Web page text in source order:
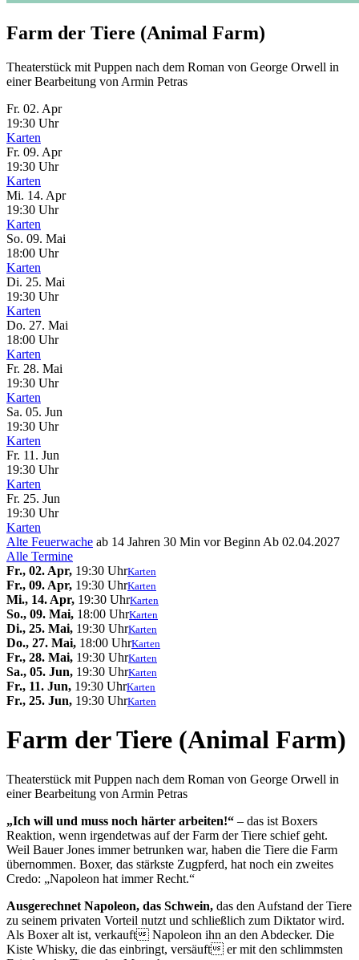
Farm der Tiere (Animal Farm)
Theaterstück mit Puppen nach dem Roman von George Orwell in
einer Bearbeitung von Armin Petras
Fr. 02. Apr
19:30 Uhr
Karten
Fr. 09. Apr
19:30 Uhr
Karten
Mi. 14. Apr
19:30 Uhr
Karten
So. 09. Mai
18:00 Uhr
Karten
Di. 25. Mai
19:30 Uhr
Karten
Do. 27. Mai
18:00 Uhr
Karten
Fr. 28. Mai
19:30 Uhr
Karten
Sa. 05. Jun
19:30 Uhr
Karten
Fr. 11. Jun
19:30 Uhr
Karten
Fr. 25. Jun
19:30 Uhr
Karten
Alte Feuerwache ab 14 Jahren 30 Min vor Beginn Ab 02.04.2027
Alle Termine
Fr., 02. Apr, 19:30 UhrKarten
Fr., 09. Apr, 19:30 UhrKarten
Mi., 14. Apr, 19:30 UhrKarten
So., 09. Mai, 18:00 UhrKarten
Di., 25. Mai, 19:30 UhrKarten
Do., 27. Mai, 18:00 UhrKarten
Fr., 28. Mai, 19:30 UhrKarten
Sa., 05. Jun, 19:30 UhrKarten
Fr., 11. Jun, 19:30 UhrKarten
Fr., 25. Jun, 19:30 UhrKarten
Farm der Tiere (Animal Farm)
Theaterstück mit Puppen nach dem Roman von George Orwell in
einer Bearbeitung von Armin Petras
„Ich will und muss noch härter arbeiten!“ – das ist Boxers
Reaktion, wenn irgendetwas auf der Farm der Tiere schief geht.
Weil Bauer Jones immer betrunken war, haben die Tiere die Farm
übernommen. Boxer, das stärkste Zugpferd, hat noch ein zweites
Credo: „Napoleon hat immer Recht.“
Ausgerechnet Napoleon, das Schwein, das den Aufstand der Tiere
zu seinem privaten Vorteil nutzt und schließlich zum Diktator wird.
Als Boxer alt ist, verkauft Napoleon ihn an den Abdecker. Die
Kiste Whisky, die das einbringt, versäuft er mit den schlimmsten